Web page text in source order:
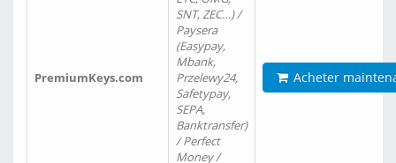
PremiumKeys.com
SNT, ZEC…) /
Paysera
(Easypay,
Mbank,
Przelewy24,
Safetypay,
SEPA,
Banktransfer)
/ Perfect
Money /
Acheter